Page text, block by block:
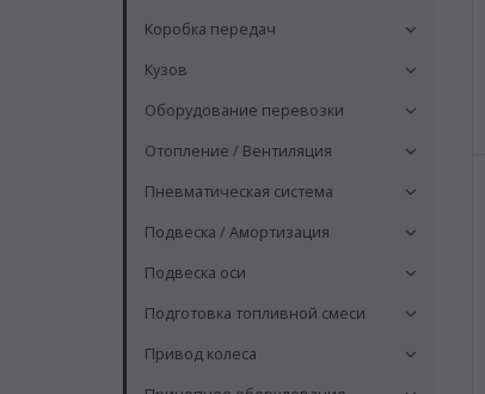
Коробка передач
Кузов
Оборудование перевозки
Отопление / Вентиляция
Пневматическая система
Подвеска / Амортизация
Подвеска оси
Подготовка топливной смеси
Привод колеса